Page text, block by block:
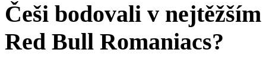
Češi bodovali v
Red Bull Romaniacs?